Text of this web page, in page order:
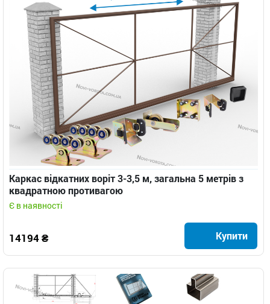
Каркас відкатних воріт 3-3,5 м, загальна 5 метрів з
квадратною противагою
Є в наявності
14194 ₴ Купити